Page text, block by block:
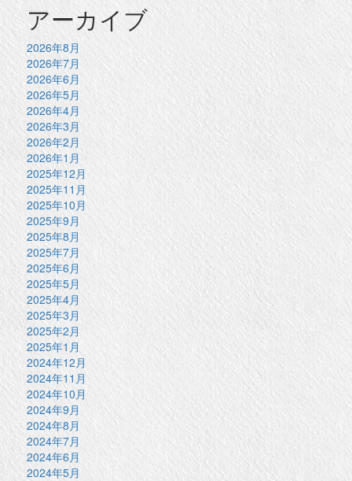
アーカイブ
2026年8月
2026年7月
2026年6月
2026年5月
2026年4月
2026年3月
2026年2月
2026年1月
2025年12月
2025年11月
2025年10月
2025年9月
2025年8月
2025年7月
2025年6月
2025年5月
2025年4月
2025年3月
2025年2月
2025年1月
2024年12月
2024年11月
2024年10月
2024年9月
2024年8月
2024年7月
2024年6月
2024年5月